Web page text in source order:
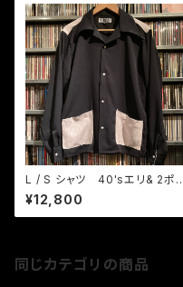
L / S シャツ 40'sエリ& 2ポ
ケ BK / グレーピンク
¥12,800
同じカテゴリの商品